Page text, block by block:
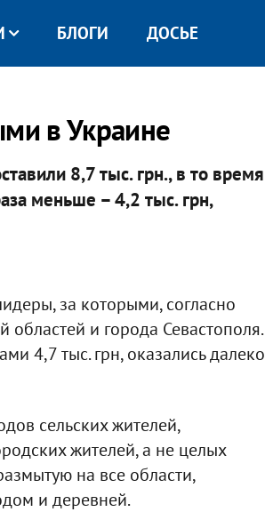
БЛОГИ ДОСЬЕ
в Украине
8,7 тыс. грн., в то время
меньше – 4,2 тыс. грн,
за которыми, согласно
областей и города Севастополя.
4,7 тыс. грн, оказались далеко
сельских жителей,
жителей, а не целых
на все области,
и деревней.